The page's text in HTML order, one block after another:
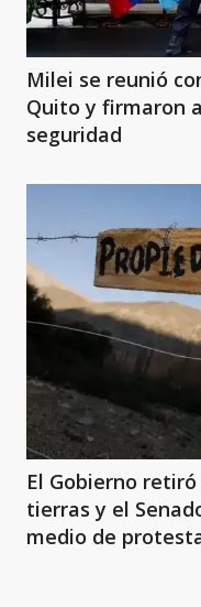
Milei se reunió
Quito y firmaron
seguridad
El Gobierno
tierras y el
medio de